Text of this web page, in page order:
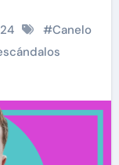
#Canelo